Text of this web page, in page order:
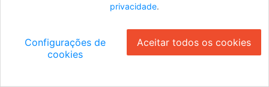
privacidade.
Configurações de
cookies
Aceitar todos os cookies